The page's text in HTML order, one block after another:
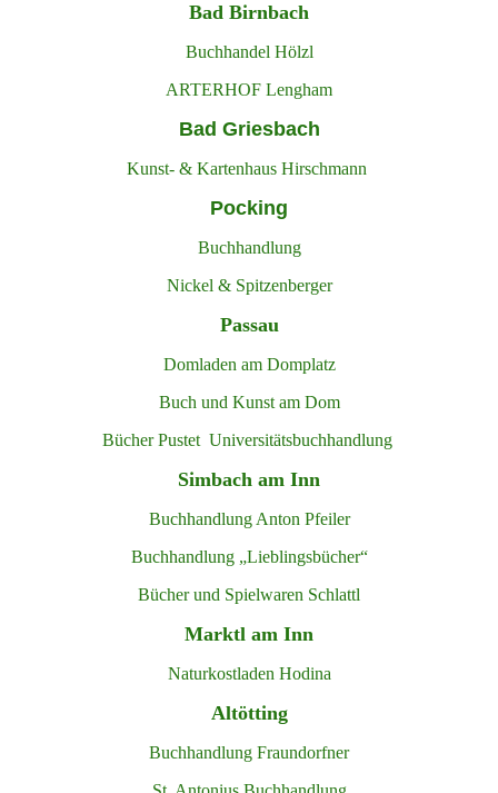
Bad Birnbach
Buchhandel Hölzl
ARTERHOF Lengham
Bad Griesbach
Kunst- & Kartenhaus Hirschmann
Pocking
Buchhandlung
Nickel & Spitzenberger
Passau
Domladen am Domplatz
Buch und Kunst am Dom
Bücher Pustet Universitätsbuchhandlung
Simbach am Inn
Buchhandlung Anton Pfeiler
Buchhandlung „Lieblingsbücher“
Bücher und Spielwaren Schlattl
Marktl am Inn
Naturkostladen Hodina
Altötting
Buchhandlung Fraundorfner